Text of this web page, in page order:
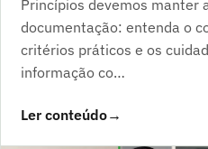
Princípios devemos manter
documentação: entenda o
critérios práticos e os
informação co…
Ler conteúdo→